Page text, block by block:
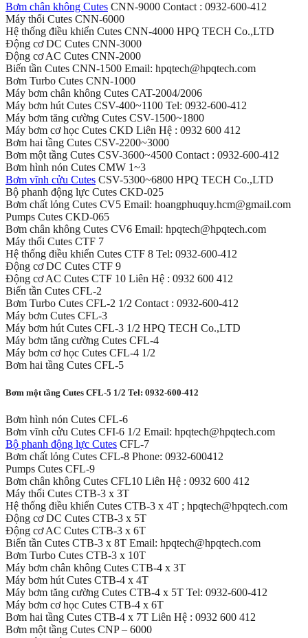
Bơm chân không Cutes CNN-9000 Contact : 0932-600-412
Máy thổi Cutes CNN-6000
Hệ thống điều khiển Cutes CNN-4000 HPQ TECH Co.,LTD
Động cơ DC Cutes CNN-3000
Động cơ AC Cutes CNN-2000
Biến tần Cutes CNN-1500 Email: hpqtech@hpqtech.com
Bơm Turbo Cutes CNN-1000
Máy bơm chân không Cutes CAT-2004/2006
Máy bơm hút Cutes CSV-400~1100 Tel: 0932-600-412
Máy bơm tăng cường Cutes CSV-1500~1800
Máy bơm cơ học Cutes CKD Liên Hệ : 0932 600 412
Bơm hai tầng Cutes CSV-2200~3000
Bơm một tầng Cutes CSV-3600~4500 Contact : 0932-600-412
Bơm hình nón Cutes CMW 1~3
Bơm vĩnh cửu Cutes CSV-5300~6800 HPQ TECH Co.,LTD
Bộ phanh động lực Cutes CKD-025
Bơm chất lỏng Cutes CV5 Email: hoangphuquy.hcm@gmail.com
Pumps Cutes CKD-065
Bơm chân không Cutes CV6 Email: hpqtech@hpqtech.com
Máy thổi Cutes CTF 7
Hệ thống điều khiển Cutes CTF 8 Tel: 0932-600-412
Động cơ DC Cutes CTF 9
Động cơ AC Cutes CTF 10 Liên Hệ : 0932 600 412
Biến tần Cutes CFL-2
Bơm Turbo Cutes CFL-2 1/2 Contact : 0932-600-412
Máy bơm Cutes CFL-3
Máy bơm hút Cutes CFL-3 1/2 HPQ TECH Co.,LTD
Máy bơm tăng cường Cutes CFL-4
Máy bơm cơ học Cutes CFL-4 1/2
Bơm hai tầng Cutes CFL-5
Bơm một tầng Cutes CFL-5 1/2 Tel: 0932-600-412
Bơm hình nón Cutes CFL-6
Bơm vĩnh cửu Cutes CFI-6 1/2 Email: hpqtech@hpqtech.com
Bộ phanh động lực Cutes CFL-7
Bơm chất lỏng Cutes CFL-8 Phone: 0932-600412
Pumps Cutes CFL-9
Bơm chân không Cutes CFL10 Liên Hệ : 0932 600 412
Máy thổi Cutes CTB-3 x 3T
Hệ thống điều khiển Cutes CTB-3 x 4T ; hpqtech@hpqtech.com
Động cơ DC Cutes CTB-3 x 5T
Động cơ AC Cutes CTB-3 x 6T
Biến tần Cutes CTB-3 x 8T Email: hpqtech@hpqtech.com
Bơm Turbo Cutes CTB-3 x 10T
Máy bơm chân không Cutes CTB-4 x 3T
Máy bơm hút Cutes CTB-4 x 4T
Máy bơm tăng cường Cutes CTB-4 x 5T Tel: 0932-600-412
Máy bơm cơ học Cutes CTB-4 x 6T
Bơm hai tầng Cutes CTB-4 x 7T Liên Hệ : 0932 600 412
Bơm một tầng Cutes CNP – 6000